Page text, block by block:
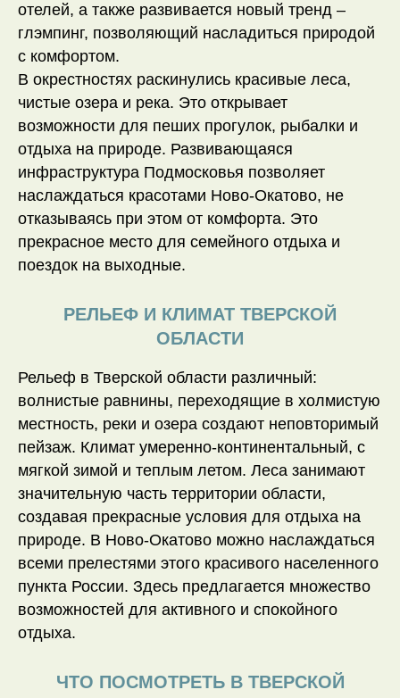
отелей, а также развивается новый тренд –
глэмпинг, позволяющий насладиться природой
с комфортом.
В окрестностях раскинулись красивые леса,
чистые озера и река. Это открывает
возможности для пеших прогулок, рыбалки и
отдыха на природе. Развивающаяся
инфраструктура Подмосковья позволяет
наслаждаться красотами Ново-Окатово, не
отказываясь при этом от комфорта. Это
прекрасное место для семейного отдыха и
поездок на выходные.
РЕЛЬЕФ И КЛИМАТ ТВЕРСКОЙ
ОБЛАСТИ
Рельеф в Тверской области различный:
волнистые равнины, переходящие в холмистую
местность, реки и озера создают неповторимый
пейзаж. Климат умеренно-континентальный, с
мягкой зимой и теплым летом. Леса занимают
значительную часть территории области,
создавая прекрасные условия для отдыха на
природе. В Ново-Окатово можно наслаждаться
всеми прелестями этого красивого населенного
пункта России. Здесь предлагается множество
возможностей для активного и спокойного
отдыха.
ЧТО ПОСМОТРЕТЬ В ТВЕРСКОЙ